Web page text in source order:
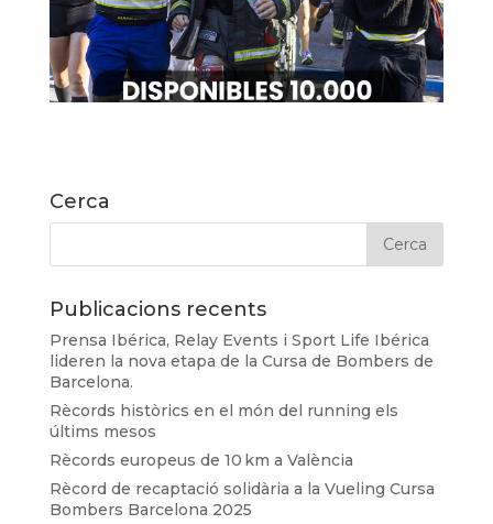
Cerca
Publicacions recents
Prensa Ibérica, Relay Events i Sport Life Ibérica
lideren la nova etapa de la Cursa de Bombers de
Barcelona.
Rècords històrics en el món del running els
últims mesos
Rècords europeus de 10 km a València
Rècord de recaptació solidària a la Vueling Cursa
Bombers Barcelona 2025